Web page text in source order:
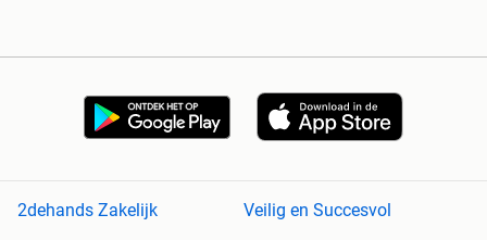
2dehands Zakelijk
Veilig en Succesvol